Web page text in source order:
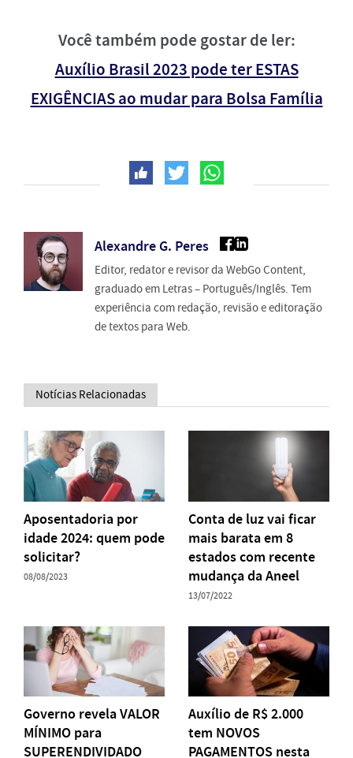
Você também pode gostar de ler:
Auxílio Brasil 2023 pode ter ESTAS
EXIGÊNCIAS ao mudar para Bolsa Família
Alexandre G. Peres
Editor, redator e revisor da WebGo Content,
graduado em Letras – Português/Inglês. Tem
experiência com redação, revisão e editoração
de textos para Web.
Notícias Relacionadas
Aposentadoria por
idade 2024: quem pode
solicitar?
08/08/2023
Conta de luz vai ficar
mais barata em 8
estados com recente
mudança da Aneel
13/07/2022
Governo revela VALOR
MÍNIMO para
SUPERENDIVIDADO
Auxílio de R$ 2.000
tem NOVOS
PAGAMENTOS nesta